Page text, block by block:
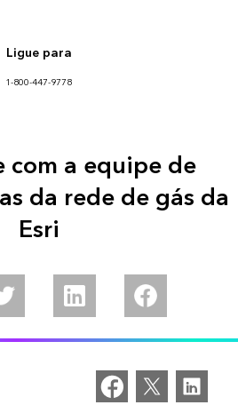
Ligue para
1-800-447-9778
com a equipe de
da rede de gás da
Esri